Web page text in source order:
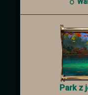
smoków,
Park z